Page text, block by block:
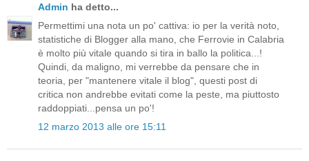
Admin ha detto...
Permettimi una nota un po' cattiva: io per la verità noto,
statistiche di Blogger alla mano, che Ferrovie in Calabria
è molto più vitale quando si tira in ballo la politica...!
Quindi, da maligno, mi verrebbe da pensare che in
teoria, per "mantenere vitale il blog", questi post di
critica non andrebbe evitati come la peste, ma piuttosto
raddoppiati...pensa un po'!
12 marzo 2013 alle ore 15:11